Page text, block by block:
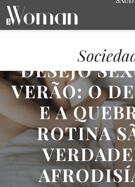
DESEJO
VERÃO: O
E A
ROTINA